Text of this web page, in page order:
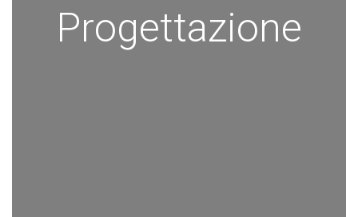
Progettazione